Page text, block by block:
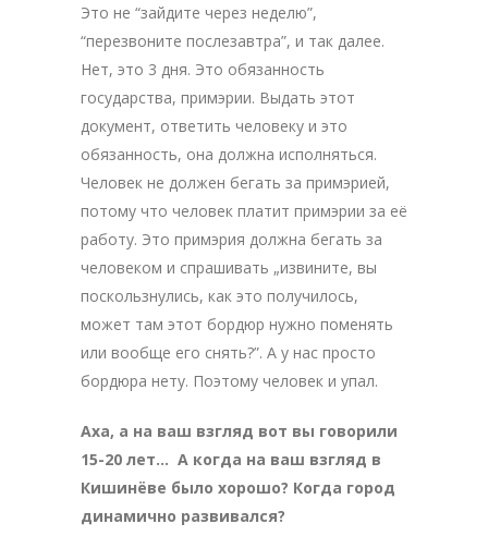
Это не “зайдите через неделю”,
“перезвоните послезавтра”, и так далее.
Нет, это 3 дня. Это обязанность
государства, примэрии. Выдать этот
документ, ответить человеку и это
обязанность, она должна исполняться.
Человек не должен бегать за примэрией,
потому что человек платит примэрии за её
работу. Это примэрия должна бегать за
человеком и спрашивать „извините, вы
поскользнулись, как это получилось,
может там этот бордюр нужно поменять
или вообще его снять?”. А у нас просто
бордюра нету. Поэтому человек и упал.
Аха, а на ваш взгляд вот вы говорили
15-20 лет… А когда на ваш взгляд в
Кишинёве было хорошо? Когда город
динамично развивался?